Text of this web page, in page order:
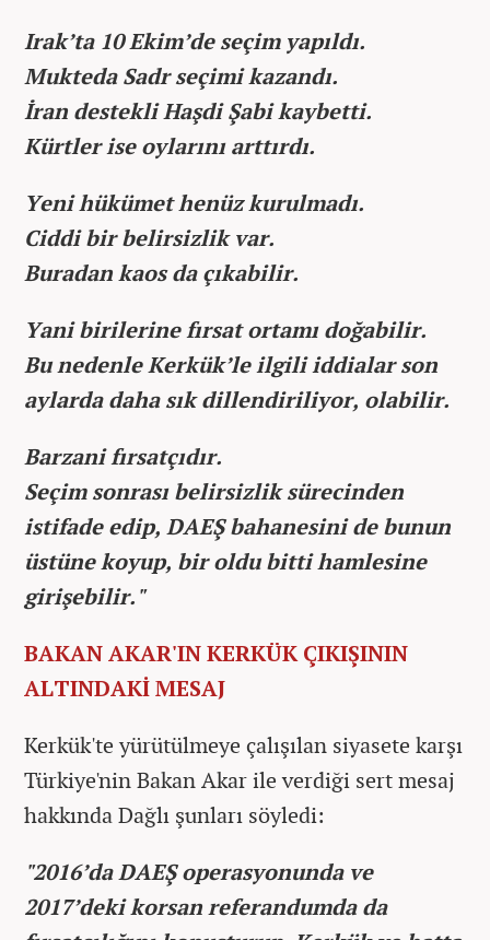
Irak’ta 10 Ekim’de seçim yapıldı.
Mukteda Sadr seçimi kazandı.
İran destekli Haşdi Şabi kaybetti.
Kürtler ise oylarını arttırdı.
Yeni hükümet henüz kurulmadı.
Ciddi bir belirsizlik var.
Buradan kaos da çıkabilir.
Yani birilerine fırsat ortamı doğabilir.
Bu nedenle Kerkük’le ilgili iddialar son
aylarda daha sık dillendiriliyor, olabilir.
Barzani fırsatçıdır.
Seçim sonrası belirsizlik sürecinden
istifade edip, DAEŞ bahanesini de bunun
üstüne koyup, bir oldu bitti hamlesine
girişebilir."
BAKAN AKAR'IN KERKÜK ÇIKIŞININ
ALTINDAKİ MESAJ
Kerkük'te yürütülmeye çalışılan siyasete karşı
Türkiye'nin Bakan Akar ile verdiği sert mesaj
hakkında Dağlı şunları söyledi:
"2016’da DAEŞ operasyonunda ve
2017’deki korsan referandumda da